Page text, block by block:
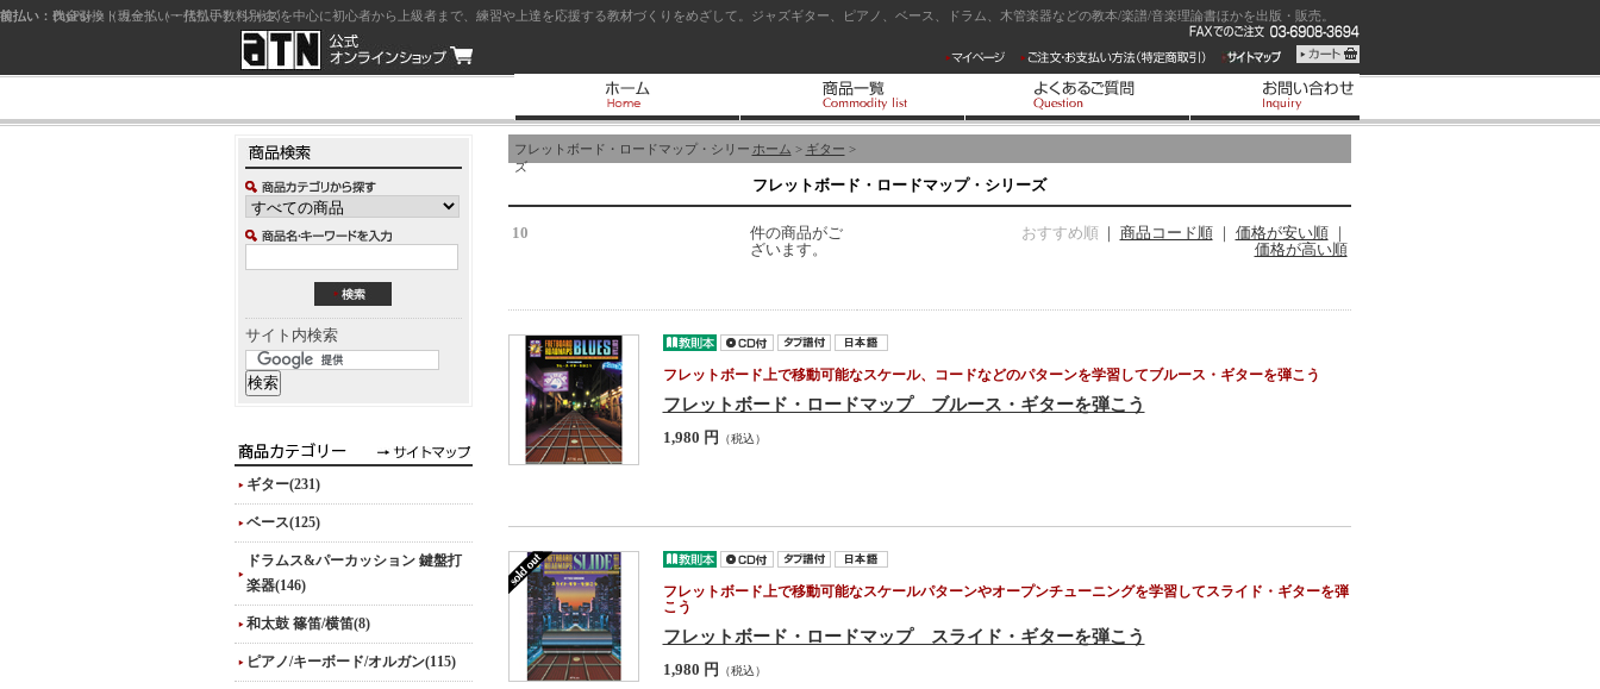
ジャズを中心に初心者から上級者まで、練習や上達を応援する教材づくりをめざして。ジャズギター、ピアノ、ベース、ドラム、木管楽器などの教本/楽譜/音楽理論書ほかを出版・販売。
サイト内検索
ギター(231)
ベース(125)
ドラムス&パーカッション 鍵盤打
楽器(146)
和太鼓 篠笛/横笛(8)
ピアノ/キーボード/オルガン(115)
ホーム > ギター >
フレットボード・ロードマップ・シリー
ズ
フレットボード・ロードマップ・シリーズ
10
件の商品がご
ざいます。
おすすめ順 商品コード順 価格が安い順
価格が高い順
フレットボード上で移動可能なスケール、コードなどのパターンを学習してブルース・ギターを弾こう
フレットボード・ロードマップ ブルース・ギターを弾こう
1,980 円 （税込）
フレットボード上で移動可能なスケールパターンやオープンチューニングを学習してスライド・ギターを弾
こう
フレットボード・ロードマップ スライド・ギターを弾こう
1,980 円 （税込）
前払い：クレジットカード（一括払い）
後払い：代金引換（現金払い・代引手数料別途）
前払い：PayPay